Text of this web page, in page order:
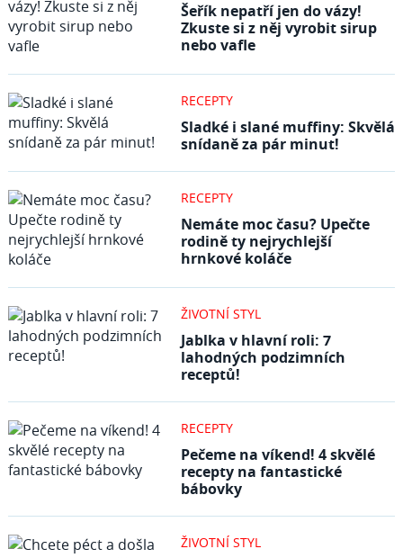
Šeřík nepatří jen do vázy!
Zkuste si z něj vyrobit sirup
nebo vafle
RECEPTY
Sladké i slané muffiny: Skvělá
snídaně za pár minut!
RECEPTY
Nemáte moc času? Upečte
rodině ty nejrychlejší
hrnkové koláče
ŽIVOTNÍ STYL
Jablka v hlavní roli: 7
lahodných podzimních
receptů!
RECEPTY
Pečeme na víkend! 4 skvělé
recepty na fantastické
bábovky
ŽIVOTNÍ STYL